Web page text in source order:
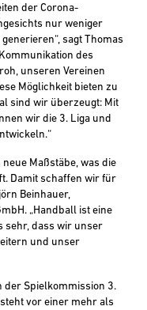
der Corona-
nur weniger
generieren“, sagt Thomas
des
unseren Vereinen
Möglichkeit bieten zu
sind wir überzeugt: Mit
wir die 3. Liga und
“
Maßstäbe, was die
Damit schaffen wir für
Beinhauer,
„Handball ist eine
sehr, dass wir unser
und unser
der Spielkommission 3.
vor einer mehr als